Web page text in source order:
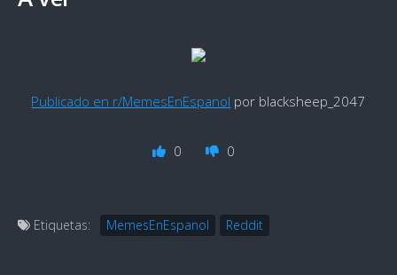
Publicado en r/MemesEnEspanol por blacksheep_2047
0 0
Etiquetas: MemesEnEspanol Reddit